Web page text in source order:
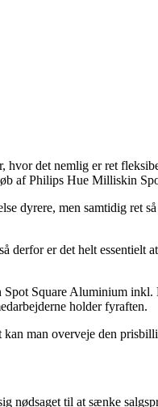
hvor det nemlig er ret
af Philips Hue Milliskin
dyrere, men samtidig ret
er det helt essentielt
Square Aluminium
holder fyraften.
man overveje den
nødsaget til at sænke